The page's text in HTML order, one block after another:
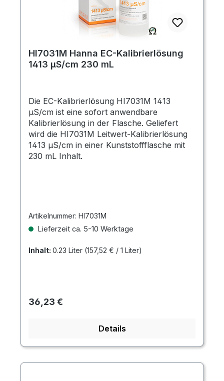
HI7031M Hanna EC-Kalibrierlösung
1413 µS/cm 230 mL
Die EC-Kalibrierlösung HI7031M 1413
µS/cm ist eine sofort anwendbare
Kalibrierlösung in der Flasche. Geliefert
wird die HI7031M Leitwert-Kalibrierlösung
1413 µS/cm in einer Kunststoffflasche mit
230 mL Inhalt.
Artikelnummer: HI7031M
Lieferzeit ca. 5-10 Werktage
Inhalt: 0.23 Liter (157,52 € / 1 Liter)
Regulärer Preis:
36,23 €
Details